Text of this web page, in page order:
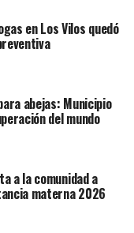
en Los Vilos quedó
abejas: Municipio
del mundo
a la comunidad a
materna 2026